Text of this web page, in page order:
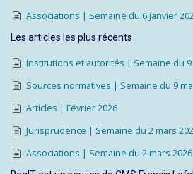
Associations | Semaine du 6 janvier
Les articles les plus récents
Institutions et autorités | Semaine du 9
Sources normatives | Semaine du 9
Articles | Février 2026
Jurisprudence | Semaine du 2 mars
Associations | Semaine du 2 mars 2026